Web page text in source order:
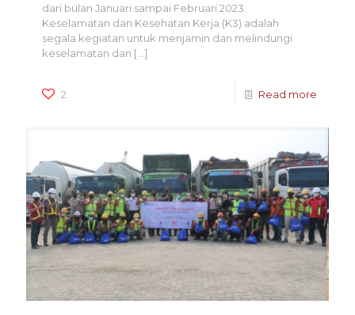
dari bulan Januari sampai Februari 2023.
Keselamatan dan Kesehatan Kerja (K3) adalah
segala kegiatan untuk menjamin dan melindungi
keselamatan dan […]
2 Read more